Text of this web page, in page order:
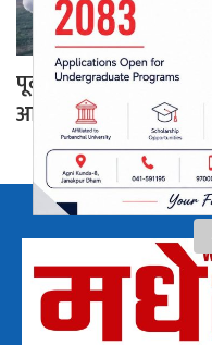
पूर्वाधार अभावमै
आएपछि बल्ल आशा